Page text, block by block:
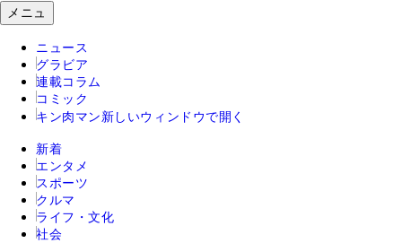
メニュ
ニュース
グラビア
連載コラム
コミック
キン肉マン 新しいウィンドウで開く
新着
エンタメ
スポーツ
クルマ
ライフ・文化
社会